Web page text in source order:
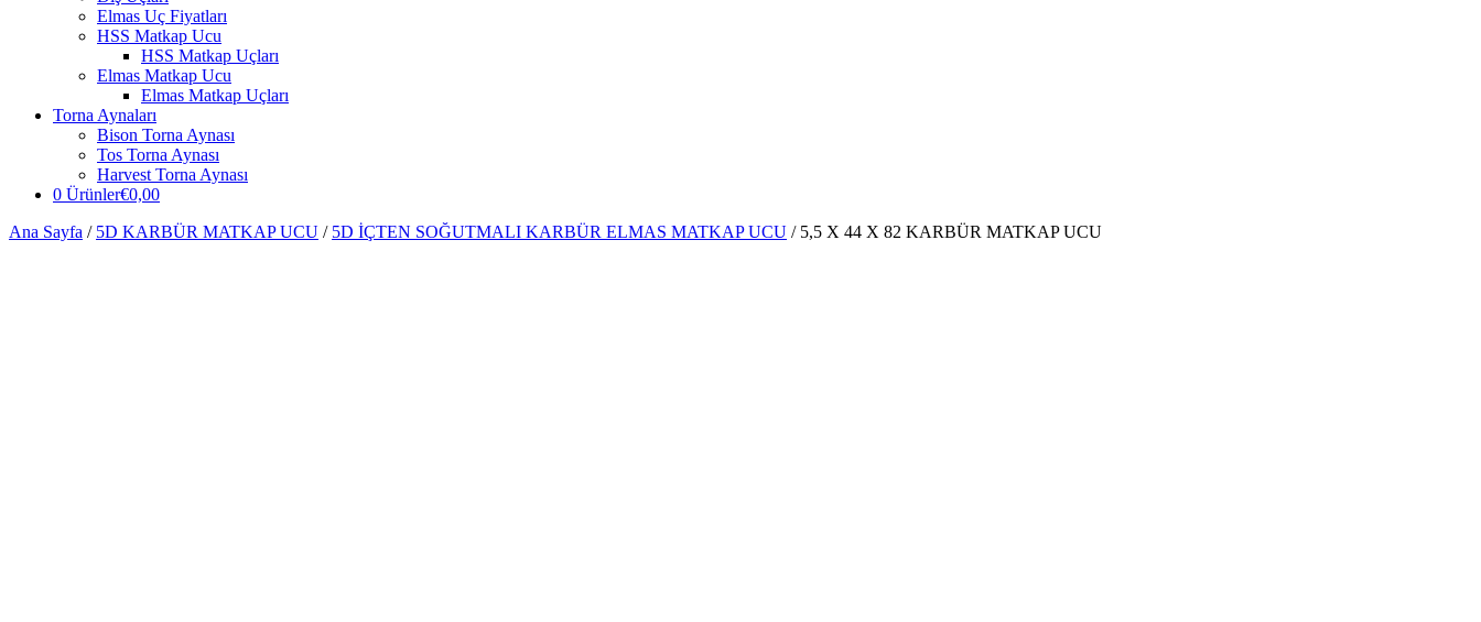
Elmas Uç Fiyatları
HSS Matkap Ucu
HSS Matkap Uçları
Elmas Matkap Ucu
Elmas Matkap Uçları
Torna Aynaları
Bison Torna Aynası
Tos Torna Aynası
Harvest Torna Aynası
0 Ürünler€0,00
Ana Sayfa / 5D KARBÜR MATKAP UCU / 5D İÇTEN SOĞUTMALI KARBÜR ELMAS MATKAP UCU / 5,5 X 44 X 82 KARBÜR MATKAP UCU